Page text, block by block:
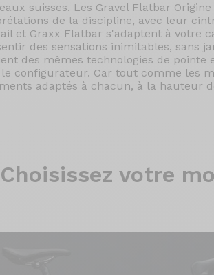
suisses. Les Gravel Flatbar
de la discipline, avec leur
et Graxx Flatbar s'adaptent à votre
des sensations inimitables, sans
des mêmes technologies de pointe
configurateur. Car tout comme les
adaptés à chacun, à la hauteur
Choisissez votre